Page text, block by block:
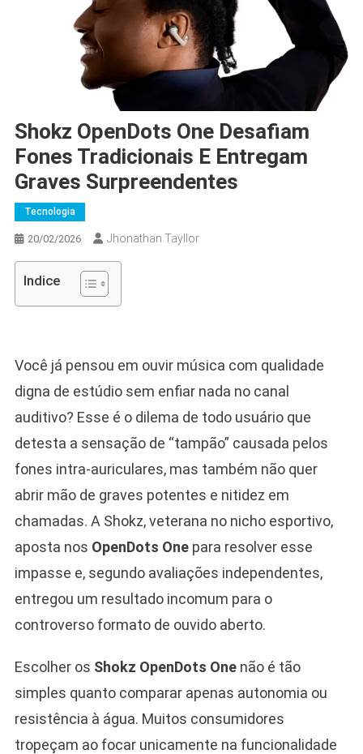
Shokz OpenDots One Desafiam
Fones Tradicionais E Entregam
Graves Surpreendentes
Tecnologia
20/02/2026 Jhonathan Tayllor
Indice
Você já pensou em ouvir música com qualidade
digna de estúdio sem enfiar nada no canal
auditivo? Esse é o dilema de todo usuário que
detesta a sensação de “tampão” causada pelos
fones intra-auriculares, mas também não quer
abrir mão de graves potentes e nitidez em
chamadas. A Shokz, veterana no nicho esportivo,
aposta nos OpenDots Onepara resolver esse
impasse e, segundo avaliações independentes,
entregou um resultado incomum para o
controverso formato de ouvido aberto.
Escolher os Shokz OpenDots Onenão é tão
simples quanto comparar apenas autonomia ou
resistência à água. Muitos consumidores
tropeçam ao focar unicamente na funcionalidade